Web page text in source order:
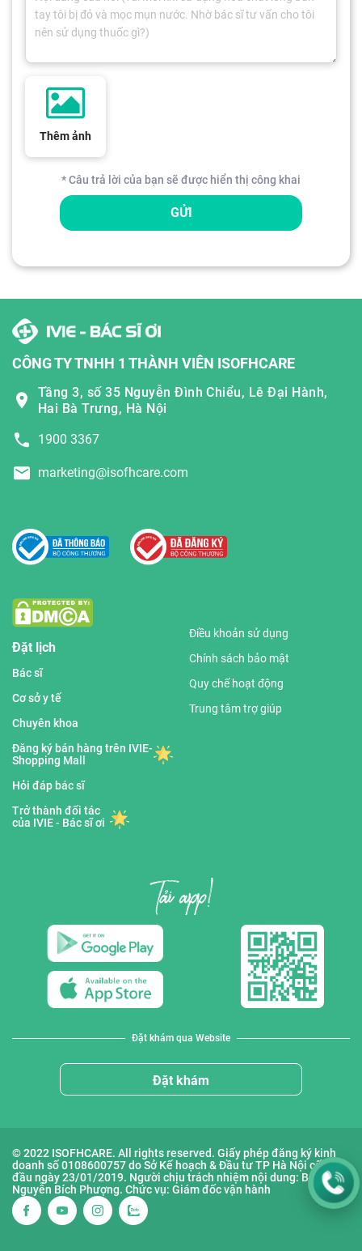
Thêm ảnh
* Câu trả lời của bạn sẽ được hiển thị công khai
GỬI
CÔNG TY TNHH 1 THÀNH VIÊN ISOFHCARE
Tầng 3, số 35 Nguyễn Đình Chiểu, Lê Đại Hành,
Hai Bà Trưng, Hà Nội
1900 3367
marketing@isofhcare.com
Đặt lịch
Bác sĩ
Cơ sở y tế
Chuyên khoa
Đăng ký bán hàng trên IVIE-
Shopping Mall
Hỏi đáp bác sĩ
Trở thành đối tác
của IVIE - Bác sĩ ơi
Điều khoản sử dụng
Chính sách bảo mật
Quy chế hoạt động
Trung tâm trợ giúp
Đặt khám qua Website
Đặt khám
© 2022 ISOFHCARE. All rights reserved. Giấy phép đăng ký kinh
doanh số 0108600757 do Sở Kế hoạch & Đầu tư TP Hà Nội cấp lần
đầu ngày 23/01/2019. Người chịu trách nhiệm nội dung: Bà
Nguyễn Bích Phượng. Chức vụ: Giám đốc vận hành